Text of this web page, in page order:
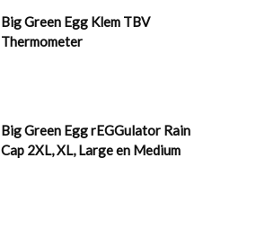
Big Green Egg Klem TBV
Thermometer
Big Green Egg rEGGulator Rain
Cap 2XL, XL, Large en Medium